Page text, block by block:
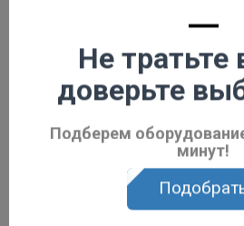
—
Не тратьте
доверьте
Подберем
минут!